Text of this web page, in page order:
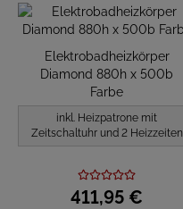
Elektrobadheizkörper
Diamond 880h x 500b
Farbe
inkl. Heizpatrone mit
Zeitschaltuhr und 2 Heizzeiten
411,95 €